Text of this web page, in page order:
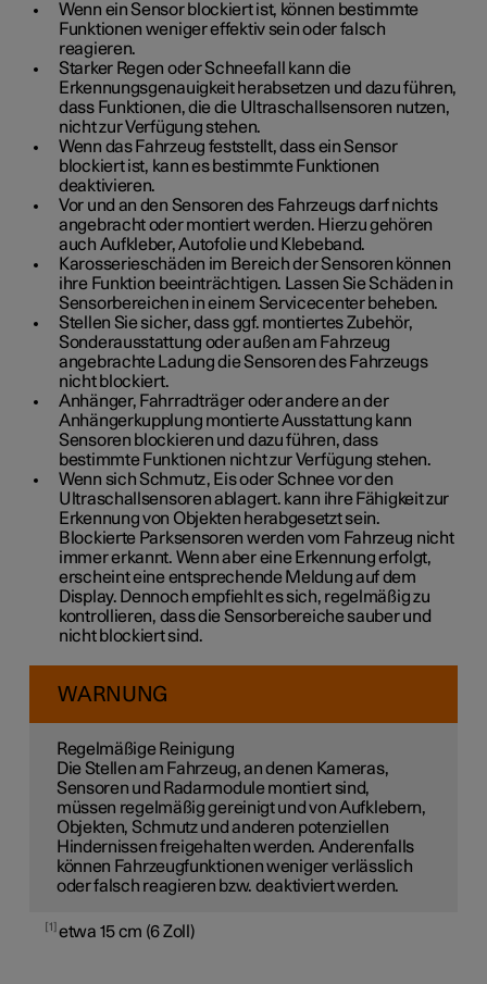
Wenn ein Sensor blockiert ist, können bestimmte
Funktionen weniger effektiv sein oder falsch
reagieren.
Starker Regen oder Schneefall kann die
Erkennungsgenauigkeit herabsetzen und dazu führen,
dass Funktionen, die die Ultraschallsensoren nutzen,
nicht zur Verfügung stehen.
Wenn das Fahrzeug feststellt, dass ein Sensor
blockiert ist, kann es bestimmte Funktionen
deaktivieren.
Vor und an den Sensoren des Fahrzeugs darf nichts
angebracht oder montiert werden. Hierzu gehören
auch Aufkleber, Autofolie und Klebeband.
Karosserieschäden im Bereich der Sensoren können
ihre Funktion beeinträchtigen. Lassen Sie Schäden in
Sensorbereichen in einem Servicecenter beheben.
Stellen Sie sicher, dass ggf. montiertes Zubehör,
Sonderausstattung oder außen am Fahrzeug
angebrachte Ladung die Sensoren des Fahrzeugs
nicht blockiert.
Anhänger, Fahrradträger oder andere an der
Anhängerkupplung montierte Ausstattung kann
Sensoren blockieren und dazu führen, dass
bestimmte Funktionen nicht zur Verfügung stehen.
Wenn sich Schmutz, Eis oder Schnee vor den
Ultraschallsensoren ablagert. kann ihre Fähigkeit zur
Erkennung von Objekten herabgesetzt sein.
Blockierte Parksensoren werden vom Fahrzeug nicht
immer erkannt. Wenn aber eine Erkennung erfolgt,
erscheint eine entsprechende Meldung auf dem
Display. Dennoch empfiehlt es sich, regelmäßig zu
kontrollieren, dass die Sensorbereiche sauber und
nicht blockiert sind.
WARNUNG
Regelmäßige Reinigung
Die Stellen am Fahrzeug, an denen Kameras,
Sensoren und Radarmodule montiert sind,
müssen regelmäßig gereinigt und von Aufklebern,
Objekten, Schmutz und anderen potenziellen
Hindernissen freigehalten werden. Anderenfalls
können Fahrzeugfunktionen weniger verlässlich
oder falsch reagieren bzw. deaktiviert werden.
1 etwa 15 cm (6 Zoll)